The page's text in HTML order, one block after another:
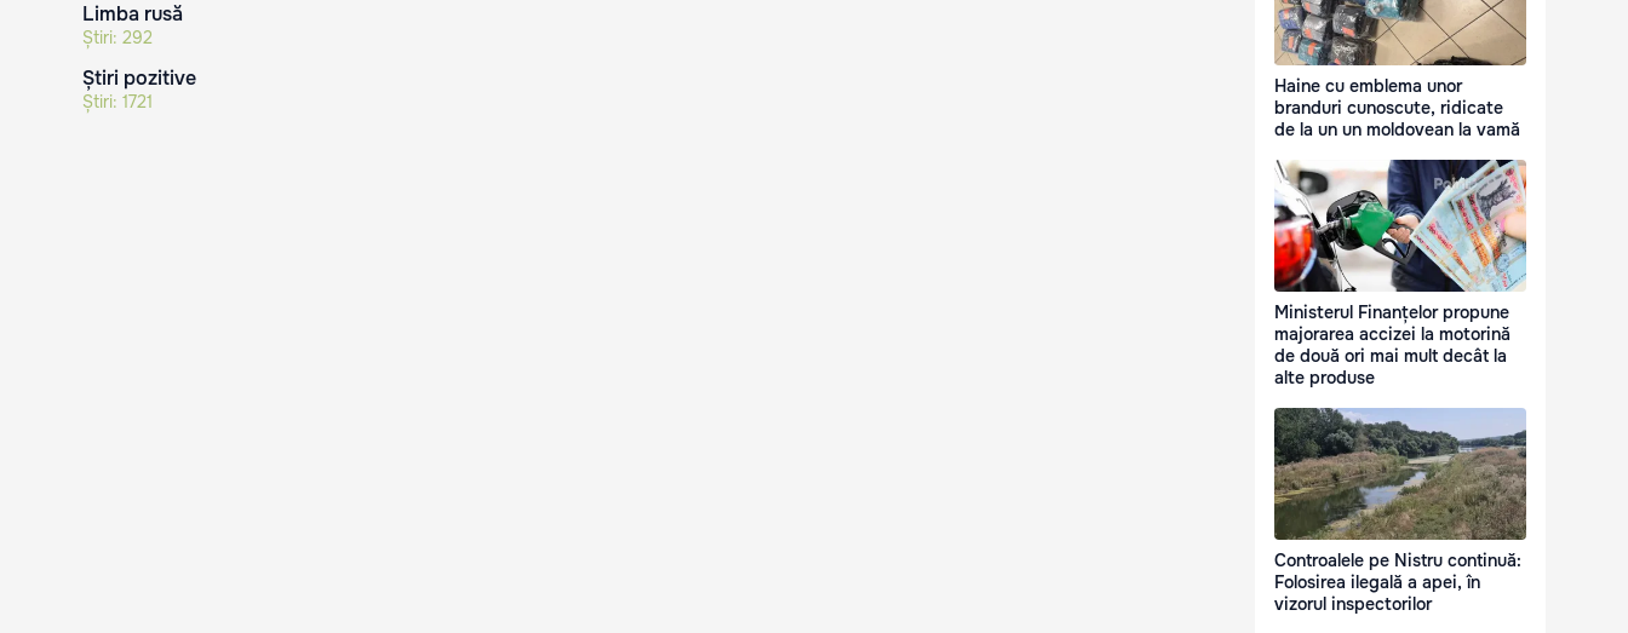
Limba rusă
Știri: 292
Știri pozitive
Știri: 1721
Haine cu emblema unor
branduri cunoscute, ridicate
de la un un moldovean la vamă
Ministerul Finanțelor propune
majorarea accizei la motorină
de două ori mai mult decât la
alte produse
Controalele pe Nistru continuă:
Folosirea ilegală a apei, în
vizorul inspectorilor